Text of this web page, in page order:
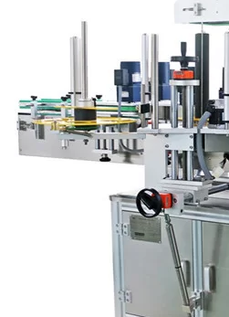
VKPAK fabrica varios tipos de
Etiquetadoras envolventes de
Los sistemas de etiquetado de tres
sistema de transporte. Las
etiquetado frontal y posterior de
El módulo de envoltura de tres rollos
precisión de la colocación de
Etiquetadora de envoltura
Etiquetadoras envolventes accionadas
correa giratoria y una almohadilla de
alrededor del cilindro. La ventaja de